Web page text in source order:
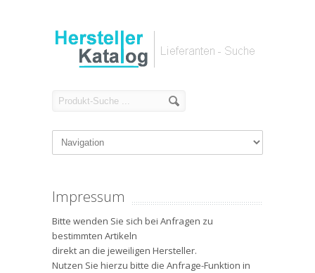
Impressum
Bitte wenden Sie sich bei Anfragen zu
bestimmten Artikeln
direkt an die jeweiligen Hersteller.
Nutzen Sie hierzu bitte die Anfrage-Funktion in